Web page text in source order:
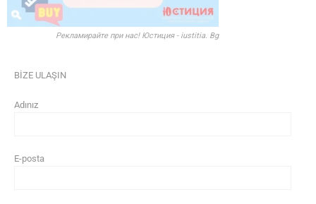
Рекламирайте при нас! Юстиция - iustitia. Bg
BİZE ULAŞIN
Adınız
E-posta